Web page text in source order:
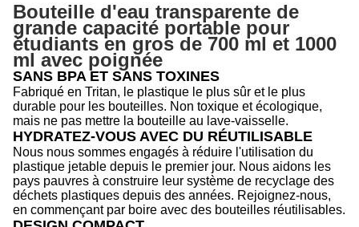
Bouteille d'eau transparente de
grande capacité portable pour
étudiants en gros de 700 ml et 1000
ml avec poignée
SANS BPA ET SANS TOXINES
Fabriqué en Tritan, le plastique le plus sûr et le plus
durable pour les bouteilles. Non toxique et écologique,
mais ne pas mettre la bouteille au lave-vaisselle.
HYDRATEZ-VOUS AVEC DU RÉUTILISABLE
Nous nous sommes engagés à réduire l'utilisation du
plastique jetable depuis le premier jour. Nous aidons les
pays pauvres à construire leur système de recyclage des
déchets plastiques depuis des années. Rejoignez-nous,
en commençant par boire avec des bouteilles réutilisables.